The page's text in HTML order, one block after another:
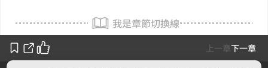
上一章下一章
我是章節切換線